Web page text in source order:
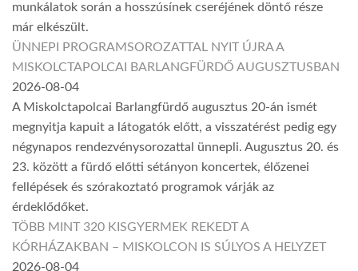
munkálatok során a hosszúsínek cseréjének döntő része
már elkészült.
ÜNNEPI PROGRAMSOROZATTAL NYIT ÚJRA A
MISKOLCTAPOLCAI BARLANGFÜRDŐ AUGUSZTUSBAN
2026-08-04
A Miskolctapolcai Barlangfürdő augusztus 20-án ismét
megnyitja kapuit a látogatók előtt, a visszatérést pedig egy
négynapos rendezvénysorozattal ünnepli. Augusztus 20. és
23. között a fürdő előtti sétányon koncertek, élőzenei
fellépések és szórakoztató programok várják az
érdeklődőket.
TÖBB MINT 320 KISGYERMEK REKEDT A
KÓRHÁZAKBAN – MISKOLCON IS SÚLYOS A HELYZET
2026-08-04